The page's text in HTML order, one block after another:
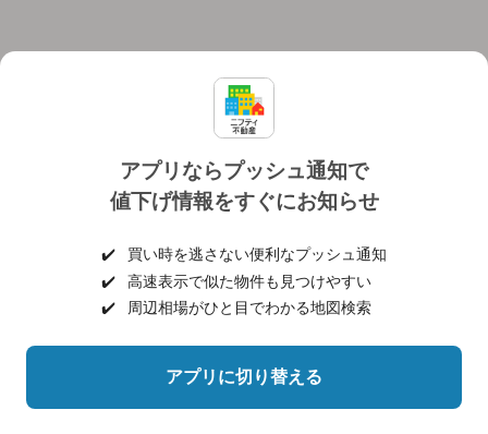
アプリならプッシュ通知で
値下げ情報をすぐにお知らせ
✔️
買い時を逃さない便利なプッシュ通知
✔️
高速表示で似た物件も見つけやすい
✔️
周辺相場がひと目でわかる地図検索
アプリに切り替える
個人情報保護ポリシー 利用規約
ヘルプ・お問い合わせ 採用情報
©NIFTY Lifestyle Co., Ltd.